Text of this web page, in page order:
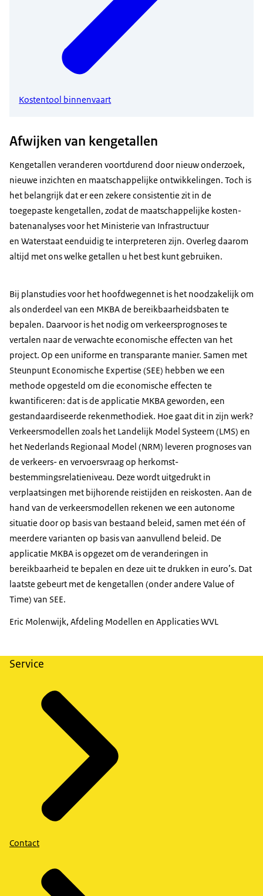
Kostentool binnenvaart
Afwijken van kengetallen
Kengetallen veranderen voortdurend door nieuw onderzoek,
nieuwe inzichten en maatschappelijke ontwikkelingen. Toch is
het belangrijk dat er een zekere consistentie zit in de
toegepaste kengetallen, zodat de maatschappelijke kosten-
batenanalyses voor het Ministerie van Infrastructuur
en Waterstaat eenduidig te interpreteren zijn. Overleg daarom
altijd met ons welke getallen u het best kunt gebruiken.
Bij planstudies voor het hoofdwegennet is het noodzakelijk om
als onderdeel van een MKBA de bereikbaarheidsbaten te
bepalen. Daarvoor is het nodig om verkeersprognoses te
vertalen naar de verwachte economische effecten van het
project. Op een uniforme en transparante manier. Samen met
Steunpunt Economische Expertise (SEE) hebben we een
methode opgesteld om die economische effecten te
kwantificeren: dat is de applicatie MKBA geworden, een
gestandaardiseerde rekenmethodiek. Hoe gaat dit in zijn werk?
Verkeersmodellen zoals het Landelijk Model Systeem (LMS) en
het Nederlands Regionaal Model (NRM) leveren prognoses van
de verkeers- en vervoersvraag op herkomst-
bestemmingsrelatieniveau. Deze wordt uitgedrukt in
verplaatsingen met bijhorende reistijden en reiskosten. Aan de
hand van de verkeersmodellen rekenen we een autonome
situatie door op basis van bestaand beleid, samen met één of
meerdere varianten op basis van aanvullend beleid. De
applicatie MKBA is opgezet om de veranderingen in
bereikbaarheid te bepalen en deze uit te drukken in euro’s. Dat
laatste gebeurt met de kengetallen (onder andere Value of
Time) van SEE.
Eric Molenwijk, Afdeling Modellen en Applicaties WVL
Service
Contact